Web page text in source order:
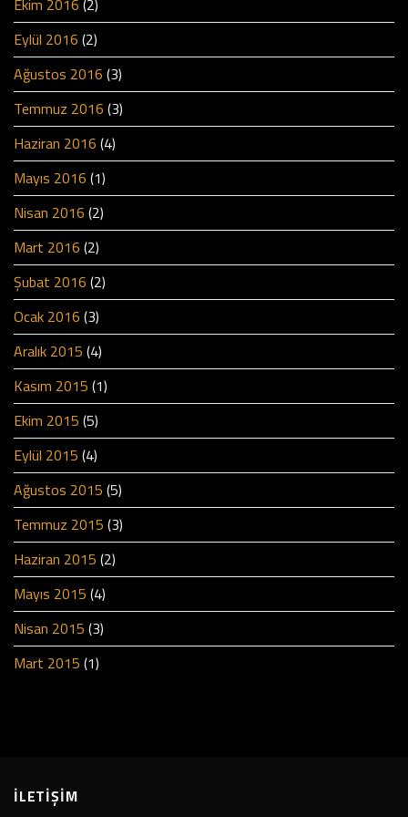
Ekim 2016 (2)
Eylül 2016 (2)
Ağustos 2016 (3)
Temmuz 2016 (3)
Haziran 2016 (4)
Mayıs 2016 (1)
Nisan 2016 (2)
Mart 2016 (2)
Şubat 2016 (2)
Ocak 2016 (3)
Aralık 2015 (4)
Kasım 2015 (1)
Ekim 2015 (5)
Eylül 2015 (4)
Ağustos 2015 (5)
Temmuz 2015 (3)
Haziran 2015 (2)
Mayıs 2015 (4)
Nisan 2015 (3)
Mart 2015 (1)
İLETİŞİM